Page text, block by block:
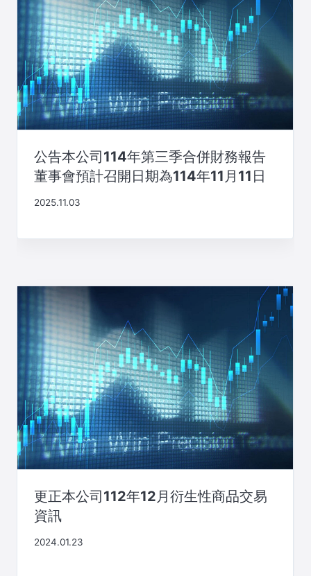
公告本公司114年第三季合併財務報告
董事會預計召開日期為114年11月11日
2025.11.03
更正本公司112年12月衍生性商品交易
資訊
2024.01.23